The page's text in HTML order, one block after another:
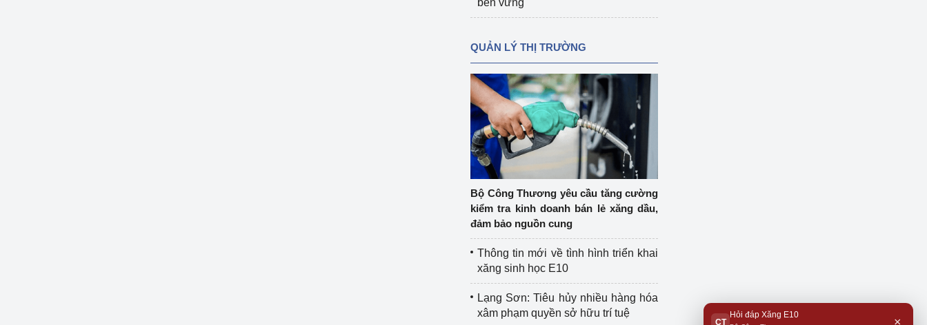
bền vững
QUẢN LÝ THỊ TRƯỜNG
Bộ Công Thương yêu cầu tăng cường
kiểm tra kinh doanh bán lẻ xăng dầu,
đảm bảo nguồn cung
Thông tin mới về tình hình triển khai
xăng sinh học E10
Lạng Sơn: Tiêu hủy nhiều hàng hóa
xâm phạm quyền sở hữu trí tuệ
CT
Hỏi đáp Xăng E10
×